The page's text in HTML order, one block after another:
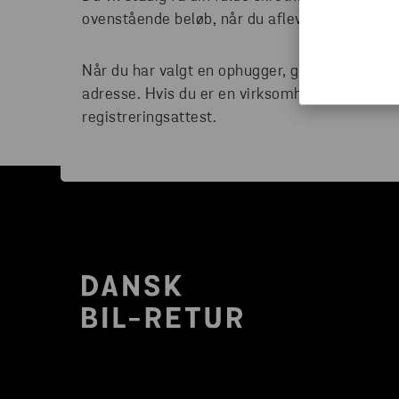
ovenstående beløb, når du afleverer din bil.
Når du har valgt en ophugger, gå til
adresse. Hvis du er en virksomhed, gå til
registreringsattest.